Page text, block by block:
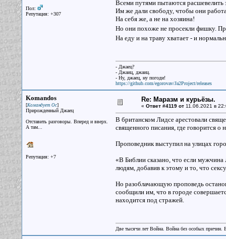
Пол:
Репутация: +307
Всеми путями пытаются расшевелить
Им же дали свободу, чтобы они
На себя же, а не на хозяина!
Но они похоже не просекли фишку.
На еду и на траву хватает - и
- Джаец?
- Джаиц, джаиц.
- Ну, джаец, ну погоди!
https://github.com/egorovav/Ja2Project/releases
Komandos
[Командует Ос]
Прирожденный Джаец
Отставить разговоры. Вперед и вверх.
А там...
Репутация: +7
Re: Маразм и курьёзы.
« Ответ #4119 от11.06.2021 в
В британском Лидсе арестовали
священного писания, где говорится о
Проповедник выступил на улицах
«В Библии сказано, что если
людям, добавив к этому и то, что
Но разоблачающую проповедь
сообщили им, что в городе
находится под стражей.
Две тысячи лет Война. Война без особых